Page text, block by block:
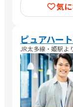
気
ピュアハー
JR太多線・姫駅よ